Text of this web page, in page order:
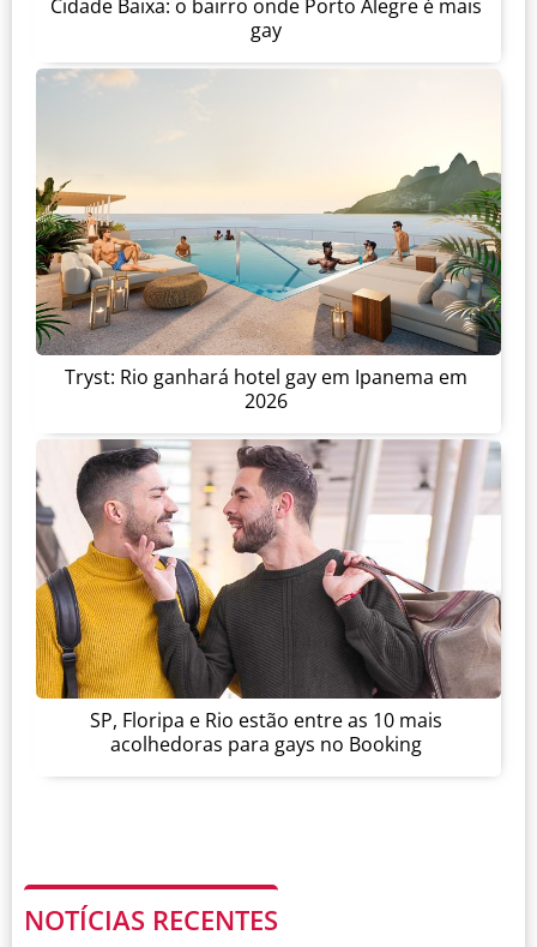
Cidade Baixa: o bairro onde Porto Alegre é mais
gay
Tryst: Rio ganhará hotel gay em Ipanema em
2026
SP, Floripa e Rio estão entre as 10 mais
acolhedoras para gays no Booking
NOTÍCIAS RECENTES